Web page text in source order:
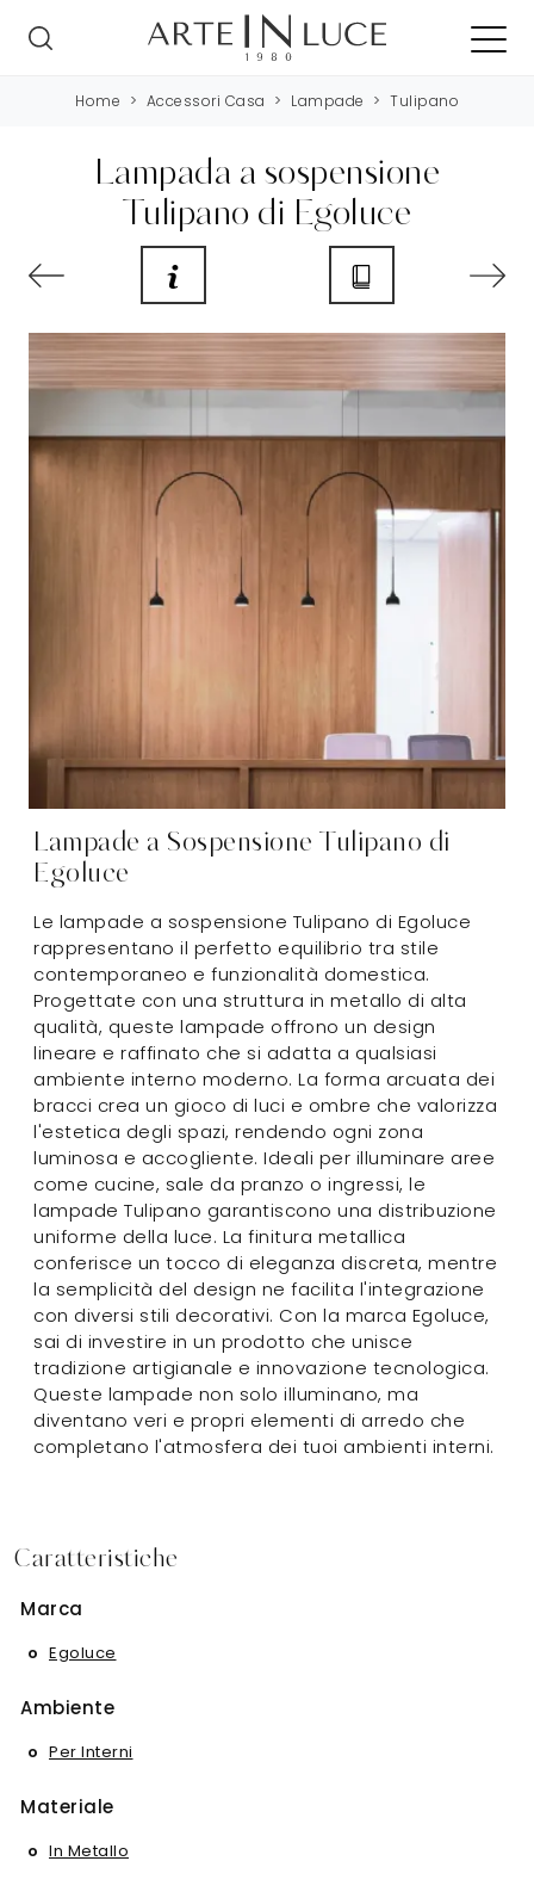
Home > Accessori Casa > Lampade > Tulipano
Lampada a sospensione
Tulipano di Egoluce
Lampade a Sospensione Tulipano di
Egoluce
Le lampade a sospensione Tulipano di Egoluce
rappresentano il perfetto equilibrio tra stile
contemporaneo e funzionalità domestica.
Progettate con una struttura in metallo di alta
qualità, queste lampade offrono un design
lineare e raffinato che si adatta a qualsiasi
ambiente interno moderno. La forma arcuata dei
bracci crea un gioco di luci e ombre che valorizza
l'estetica degli spazi, rendendo ogni zona
luminosa e accogliente. Ideali per illuminare aree
come cucine, sale da pranzo o ingressi, le
lampade Tulipano garantiscono una distribuzione
uniforme della luce. La finitura metallica
conferisce un tocco di eleganza discreta, mentre
la semplicità del design ne facilita l'integrazione
con diversi stili decorativi. Con la marca Egoluce,
sai di investire in un prodotto che unisce
tradizione artigianale e innovazione tecnologica.
Queste lampade non solo illuminano, ma
diventano veri e propri elementi di arredo che
completano l'atmosfera dei tuoi ambienti interni.
Caratteristiche
Marca
Egoluce
Ambiente
Per Interni
Materiale
In Metallo